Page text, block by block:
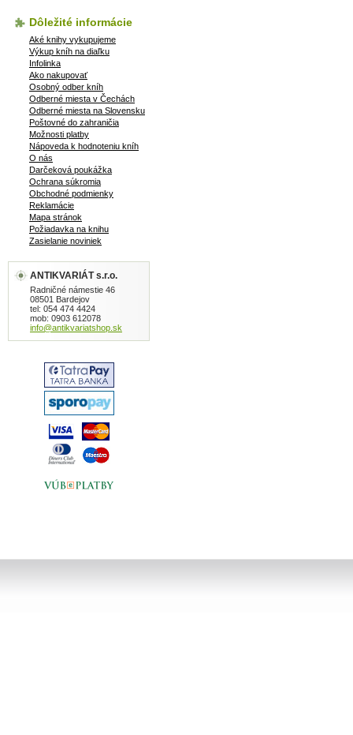
Dôležité informácie
Aké knihy vykupujeme
Výkup kníh na diaľku
Infolinka
Ako nakupovať
Osobný odber kníh
Odberné miesta v Čechách
Odberné miesta na Slovensku
Poštovné do zahraničia
Možnosti platby
Nápoveda k hodnoteniu kníh
O nás
Darčeková poukážka
Ochrana súkromia
Obchodné podmienky
Reklamácie
Mapa stránok
Požiadavka na knihu
Zasielanie noviniek
ANTIKVARIÁT s.r.o.
Radničné námestie 46
08501 Bardejov
tel: 054 474 4424
mob: 0903 612078
info@antikvariatshop.sk